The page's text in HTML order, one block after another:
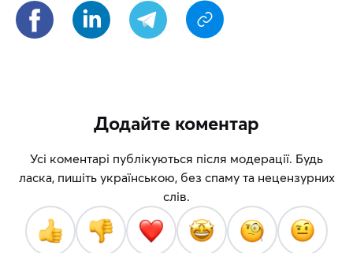
Додайте коментар
Усі коментарі публікуються після модерації. Будь
ласка, пишіть українською, без спаму та нецензурних
слів.